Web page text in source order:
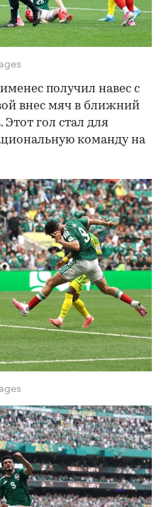
получил навес с
внес мяч в ближний
гол стал для
команду на